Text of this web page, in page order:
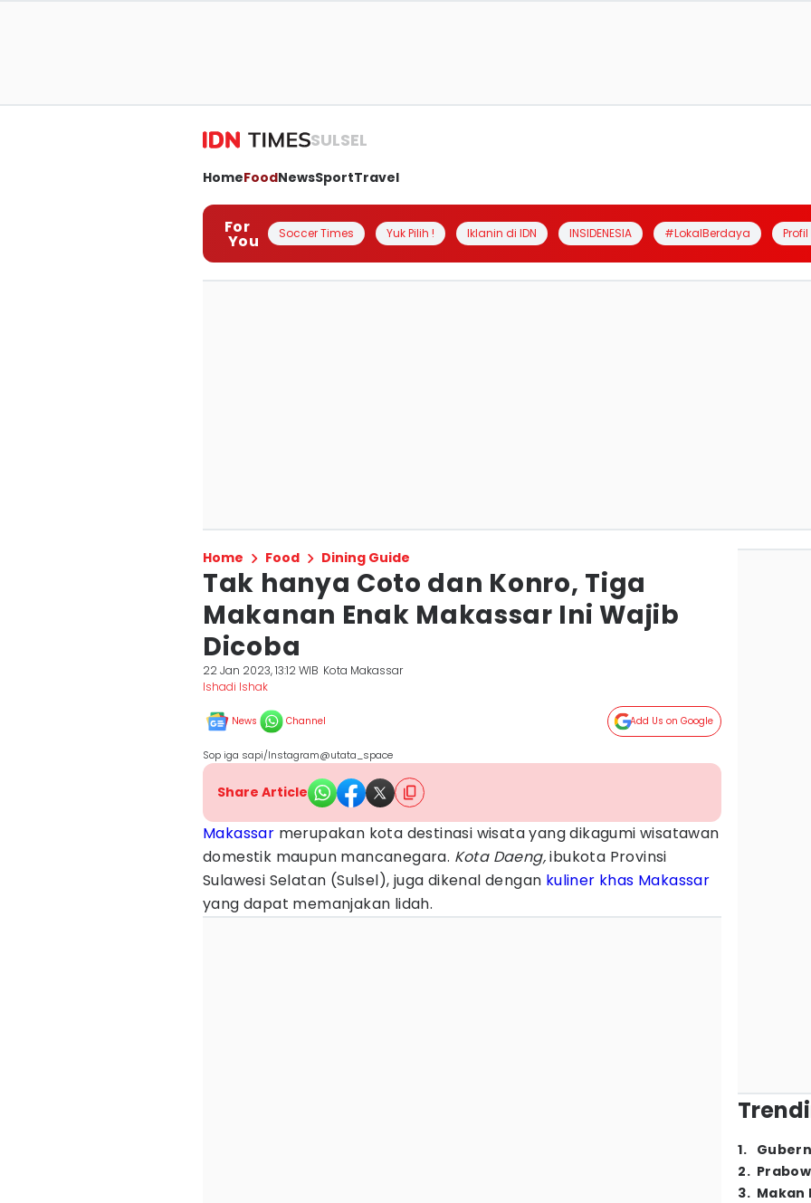
SULSEL
HomeFoodNewsSportTravel
For
You Soccer Times Yuk Pilih ! Iklanin di IDN INSIDENESIA #LokalBerdaya
Home Food Dining Guide
Tak hanya Coto dan Konro, Tiga
Makanan Enak Makassar Ini Wajib
Dicoba
22 Jan 2023, 13:12 WIB Kota Makassar
Ishadi Ishak
News Channel Add Us on Google
Sop iga sapi/Instagram@utata_space
Share Article
Makassar merupakan kota destinasi wisata yang dikagumi wisatawan
domestik maupun mancanegara. Kota Daeng,ibukota Provinsi
Sulawesi Selatan (Sulsel), juga dikenal dengan kuliner khas Makassar
yang dapat memanjakan lidah.
1.
2.
3. Makan